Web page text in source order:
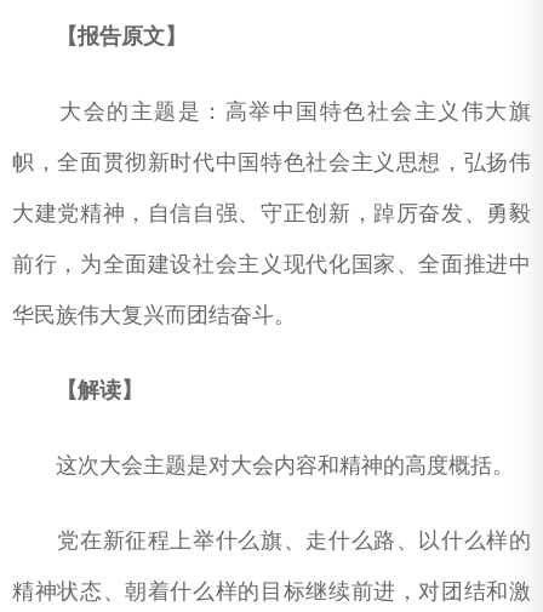
【报告原文】
大会的主题是：高举中国特色社会主义伟大旗
帜，全面贯彻新时代中国特色社会主义思想，弘扬伟
大建党精神，自信自强、守正创新，踔厉奋发、勇毅
前行，为全面建设社会主义现代化国家、全面推进中
华民族伟大复兴而团结奋斗。
【解读】
这次大会主题是对大会内容和精神的高度概括。
党在新征程上举什么旗、走什么路、以什么样的
精神状态、朝着什么样的目标继续前进，对团结和激